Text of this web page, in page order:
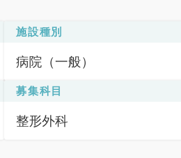
施設種別
病院（一般）
募集科目
整形外科